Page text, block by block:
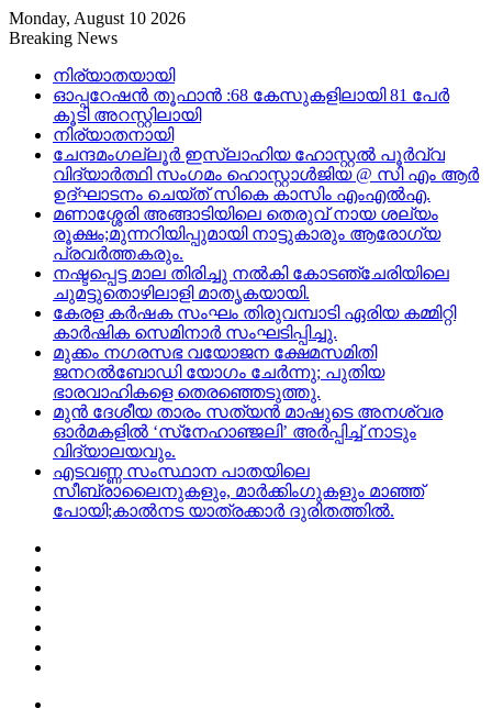
Monday, August 10 2026
Breaking News
നിര്യാതയായി
ഓപ്പറേഷന്‍ തൂഫാൻ :68 കേസുകളിലായി 81 പേര്‍
കൂടി അറസ്റ്റിലായി
നിര്യാതനായി
ചേന്ദമംഗല്ലൂർ ഇസ്‌ലാഹിയ ഹോസ്റ്റൽ പൂർവ്വ
വിദ്യാർത്ഥി സംഗമം ഹൊസ്റ്റാൾജിയ @ സി എം ആർ
ഉദ്ഘാടനം ചെയ്ത് സികെ കാസിം എംഎൽഎ.
മണാശ്ശേരി അങ്ങാടിയിലെ തെരുവ് നായ ശല്യം
രൂക്ഷം;മുന്നറിയിപ്പുമായി നാട്ടുകാരും ആരോഗ്യ
പ്രവർത്തകരും.
നഷ്ടപ്പെട്ട മാല തിരിച്ചു നൽകി കോടഞ്ചേരിയിലെ
ചുമട്ടുതൊഴിലാളി മാതൃകയായി.
കേരള കർഷക സംഘം തിരുവമ്പാടി ഏരിയ കമ്മിറ്റി
കാർഷിക സെമിനാർ സംഘടിപ്പിച്ചു​.
മുക്കം നഗരസഭ വയോജന ക്ഷേമസമിതി
ജനറൽബോഡി യോഗം ചേർന്നു; പുതിയ
ഭാരവാഹികളെ തെരഞ്ഞെടുത്തു.
മുൻ ദേശീയ താരം സത്യൻ മാഷുടെ അനശ്വര
ഓർമകളിൽ ‘സ്‌നേഹാഞ്ജലി’ അർപ്പിച്ച് നാടും
വിദ്യാലയവും.
എടവണ്ണ സംസ്ഥാന പാതയിലെ
സീബ്രാലൈനുകളും, മാർക്കിംഗുകളും മാഞ്ഞ്
പോയി;കാൽനട യാത്രക്കാർ ദുരിതത്തിൽ.